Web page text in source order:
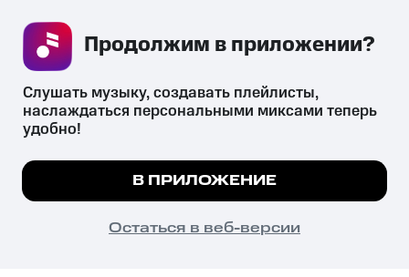
СКАЧАТЬ ПРИЛОЖЕНИЕ
психотропных веществ, их аналогов причиняет вред здоровью,
их незаконный оборот запрещён и влечёт установленную
законодательством ответственность.
© 2026 ООО «КИОН».
Все права защищены
Мы используем куки, чтобы на сайте все
Подробнее
ПОНЯТНО
Слушать музыку, создавать плейлисты,
наслаждаться персональными миксами теперь
удобно!
В ПРИЛОЖЕНИЕ
Остаться в веб-версии